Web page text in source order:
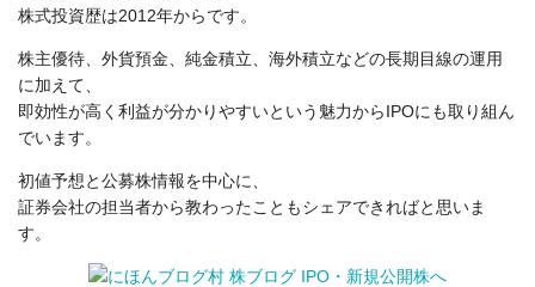
株式投資歴は2012年からです。
株主優待、外貨預金、純金積立、海外積立などの長期目線の運用
に加えて、
即効性が高く利益が分かりやすいという魅力からIPOにも取り組ん
でいます。
初値予想と公募株情報を中心に、
証券会社の担当者から教わったこともシェアできればと思いま
す。